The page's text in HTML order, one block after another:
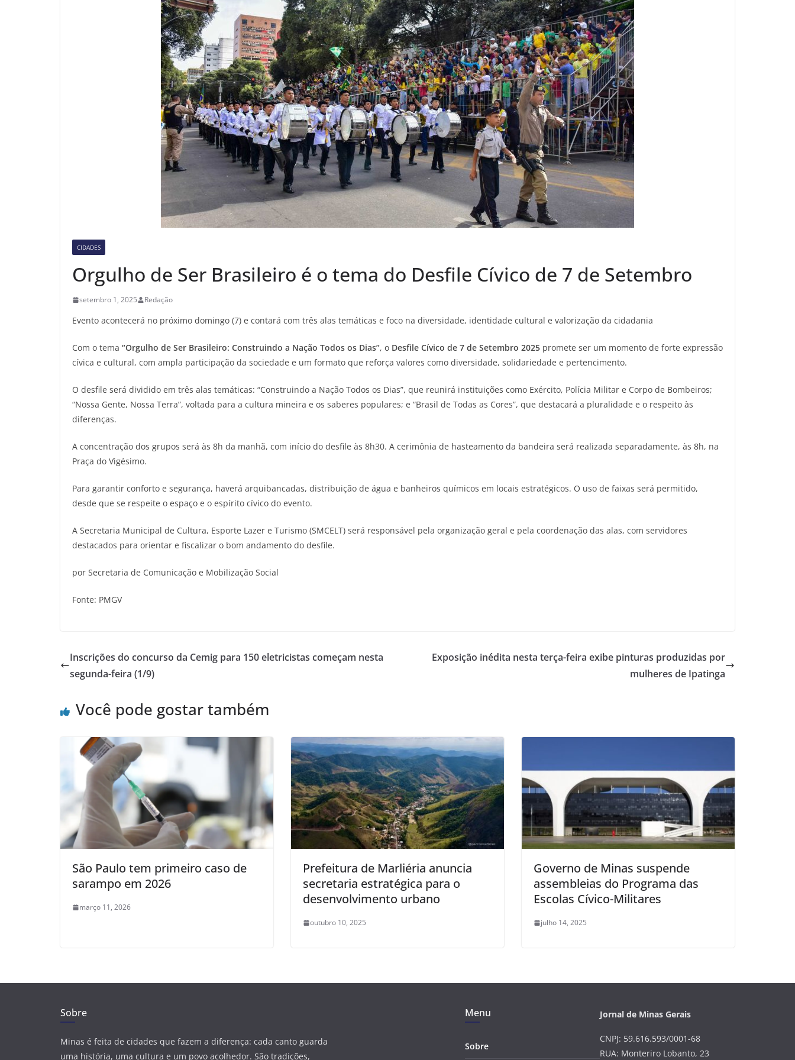
CIDADES
Orgulho de Ser Brasileiro é o tema do Desfile Cívico de 7 de Setembro
setembro 1, 2025 Redação
Evento acontecerá no próximo domingo (7) e contará com três alas temáticas e foco na diversidade, identidade cultural e valorização da cidadania
Com o tema “Orgulho de Ser Brasileiro: Construindo a Nação Todos os Dias”, o Desfile Cívico de 7 de Setembro 2025 promete ser um momento de forte expressão
cívica e cultural, com ampla participação da sociedade e um formato que reforça valores como diversidade, solidariedade e pertencimento.
O desfile será dividido em três alas temáticas: “Construindo a Nação Todos os Dias”, que reunirá instituições como Exército, Polícia Militar e Corpo de Bombeiros;
“Nossa Gente, Nossa Terra”, voltada para a cultura mineira e os saberes populares; e “Brasil de Todas as Cores”, que destacará a pluralidade e o respeito às
diferenças.
A concentração dos grupos será às 8h da manhã, com início do desfile às 8h30. A cerimônia de hasteamento da bandeira será realizada separadamente, às 8h, na
Praça do Vigésimo.
Para garantir conforto e segurança, haverá arquibancadas, distribuição de água e banheiros químicos em locais estratégicos. O uso de faixas será permitido,
desde que se respeite o espaço e o espírito cívico do evento.
A Secretaria Municipal de Cultura, Esporte Lazer e Turismo (SMCELT) será responsável pela organização geral e pela coordenação das alas, com servidores
destacados para orientar e fiscalizar o bom andamento do desfile.
por Secretaria de Comunicação e Mobilização Social
Fonte: PMGV
Inscrições do concurso da Cemig para 150 eletricistas começam nesta
segunda-feira (1/9)
Exposição inédita nesta terça-feira exibe pinturas produzidas por
mulheres de Ipatinga
Você pode gostar também
São Paulo tem primeiro caso de
sarampo em 2026
março 11, 2026
Prefeitura de Marliéria anuncia
secretaria estratégica para o
desenvolvimento urbano
outubro 10, 2025
Governo de Minas suspende
assembleias do Programa das
Escolas Cívico-Militares
julho 14, 2025
Sobre
Minas é feita de cidades que fazem a diferença: cada canto guarda
uma história, uma cultura e um povo acolhedor. São tradições,
Menu
Sobre
Jornal de Minas Gerais
CNPJ: 59.616.593/0001-68
RUA: Monteriro Lobanto, 23